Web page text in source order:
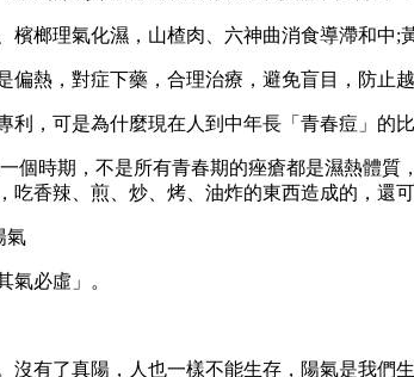
理氣化濕，山楂肉、六神曲消食導滯和中;
，對症下藥，合理治療，避免盲目，防止越
可是為什麼現在人到中年長「青春痘」的比
期，不是所有青春期的痤瘡都是濕熱體質
香辣、煎、炒、烤、油炸的東西造成的，還
氣
必虛」。
有了真陽，人也一樣不能生存，陽氣是我們生